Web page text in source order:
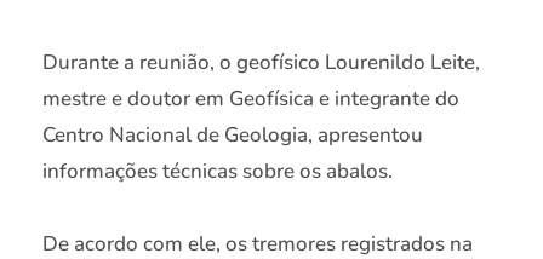
Durante a reunião, o geofísico Lourenildo Leite,
mestre e doutor em Geofísica e integrante do
Centro Nacional de Geologia, apresentou
informações técnicas sobre os abalos.
De acordo com ele, os tremores registrados na